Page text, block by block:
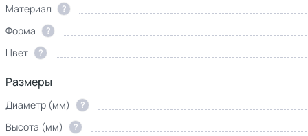
Материал
?
Форма
?
Цвет
?
Размеры
Диаметр (мм) ?
Высота (мм)
?